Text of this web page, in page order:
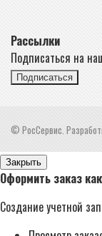
Рассылки
Подписаться на
Подписаться
© РосСервис.
Закрыть
Оформить заказ
Создание учетной